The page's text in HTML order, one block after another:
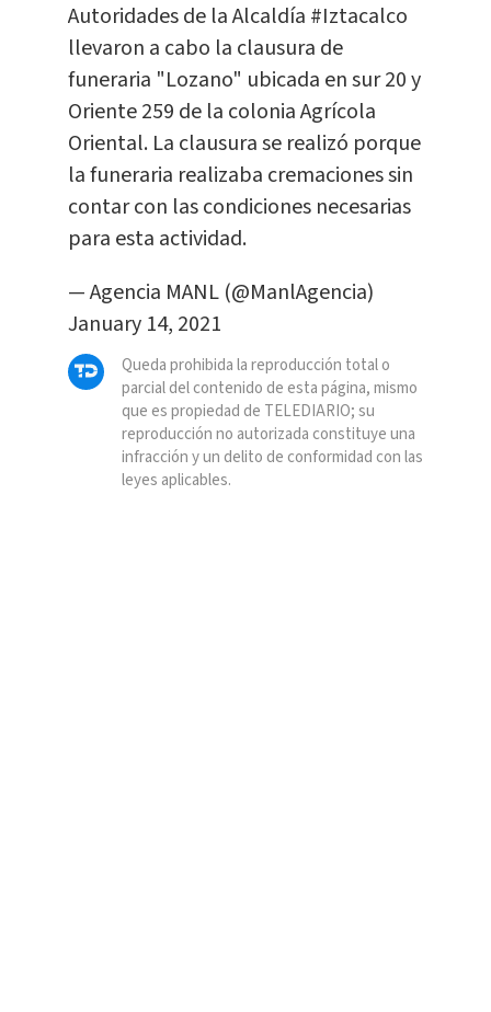
Autoridades de la Alcaldía #Iztacalco
llevaron a cabo la clausura de
funeraria "Lozano" ubicada en sur 20 y
Oriente 259 de la colonia Agrícola
Oriental. La clausura se realizó porque
la funeraria realizaba cremaciones sin
contar con las condiciones necesarias
para esta actividad.
— Agencia MANL (@ManlAgencia)
January 14, 2021
Queda prohibida la reproducción total o
parcial del contenido de esta página, mismo
que es propiedad de TELEDIARIO; su
reproducción no autorizada constituye una
infracción y un delito de conformidad con las
leyes aplicables.